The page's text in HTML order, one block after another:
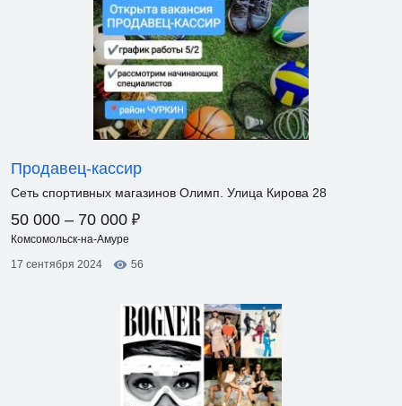
Продавец-кассир
Сеть спортивных магазинов Олимп. Улица Кирова 28
50 000 – 70 000 ₽
Комсомольск-на-Амуре
17 сентября 2024
56